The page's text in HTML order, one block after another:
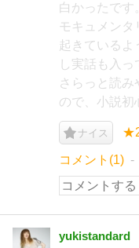
白かったです
モキュメンタ
起きているよ
し実話も入
さらっと読み
ので、小説初
ナイス
コメント(1)
yukistandard